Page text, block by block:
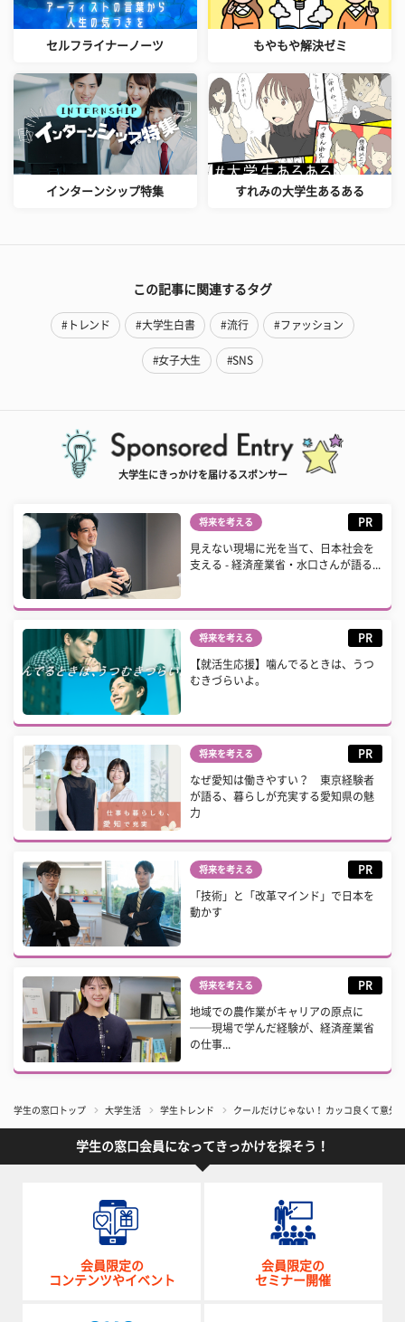
セルフライナーノーツ もやもや解決ゼミ
インターンシップ特集 すれみの大学生あるある
この記事に関連するタグ
#トレンド #大学生白書 #流行 #ファッション
#女子大生 #SNS
大学生にきっかけを届けるスポンサー
将来を考える PR
見えない現場に光を当て、日本社会を
支える - 経済産業省・水口さんが語る...
将来を考える PR
【就活生応援】噛んでるときは、うつ
むきづらいよ。
将来を考える PR
なぜ愛知は働きやすい？ 東京経験者
が語る、暮らしが充実する愛知県の魅
力
将来を考える PR
「技術」と「改革マインド」で日本を
動かす
将来を考える PR
地域での農作業がキャリアの原点に
──現場で学んだ経験が、経済産業省
の仕事...
学生の窓口トップ 大学生活 学生トレンド クールだけじゃない！ カッコ良くて意外
学生の窓口会員になってきっかけを探そう！
会員限定の
コンテンツやイベント
会員限定の
セミナー開催